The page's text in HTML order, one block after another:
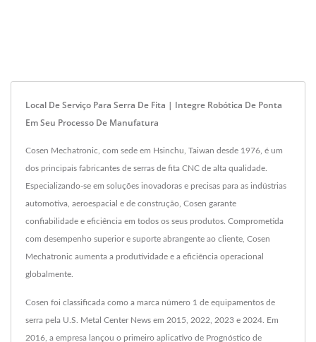
Local De Serviço Para Serra De Fita | Integre Robótica De Ponta
Em Seu Processo De Manufatura
Cosen Mechatronic, com sede em Hsinchu, Taiwan desde 1976, é um
dos principais fabricantes de serras de fita CNC de alta qualidade.
Especializando-se em soluções inovadoras e precisas para as indústrias
automotiva, aeroespacial e de construção, Cosen garante
confiabilidade e eficiência em todos os seus produtos. Comprometida
com desempenho superior e suporte abrangente ao cliente, Cosen
Mechatronic aumenta a produtividade e a eficiência operacional
globalmente.
Cosen foi classificada como a marca número 1 de equipamentos de
serra pela U.S. Metal Center News em 2015, 2022, 2023 e 2024. Em
2016, a empresa lançou o primeiro aplicativo de Prognóstico de